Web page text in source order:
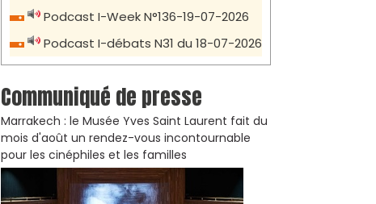
Podcast I-Week N°136-19-07-2026
Podcast I-débats N31 du 18-07-2026
Communiqué de presse
Marrakech : le Musée Yves Saint Laurent fait du
mois d'août un rendez-vous incontournable
pour les cinéphiles et les familles